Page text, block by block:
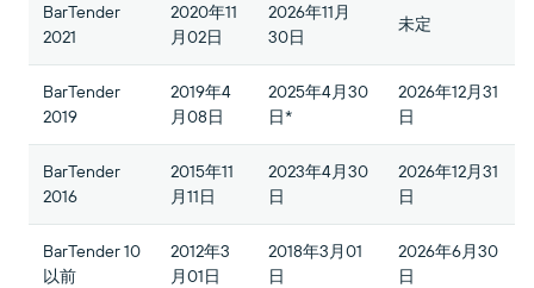
採用情報
ニュースルーム
BarTender
2021
2020年11
月02日
2026年11月
30日
未定
BarTender
2019
2019年4
月08日
2025年4月30
日*
2026年12月31
日
BarTender
2016
2015年11
月11日
2023年4月30
日
2026年12月31
日
BarTender 10
以前
2012年3
月01日
2018年3月01
日
2026年6月30
日